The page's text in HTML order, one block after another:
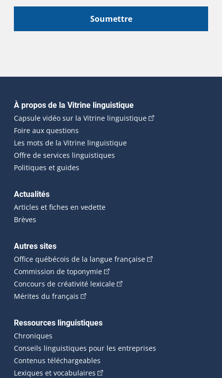
Soumettre
Navigation principale
À propos de la Vitrine linguistique
Capsule vidéo sur la Vitrine linguistique(Cet hyperlien
Foire aux questions
Les mots de la Vitrine linguistique
Offre de services linguistiques
Politiques et guides
Actualités
Articles et fiches en vedette
Brèves
Autres sites
Office québécois de la langue française(Cet hyperlien
Commission de toponymie(Cet hyperlien externe s'ouvrira
Concours de créativité lexicale(Cet hyperlien externe
Mérites du français (Cet hyperlien externe s'ouvrira dans une
Ressources linguistiques
Chroniques
Conseils linguistiques pour les entreprises
Contenus téléchargeables
Lexiques et vocabulaires (Cet hyperlien externe s'ouvrira